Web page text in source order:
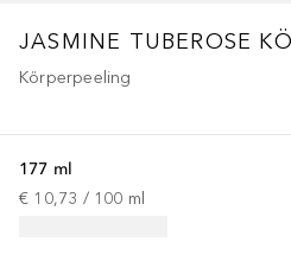
JASMINE TUBEROSE
Körperpeeling
177 ml
€ 10,73 / 100 ml